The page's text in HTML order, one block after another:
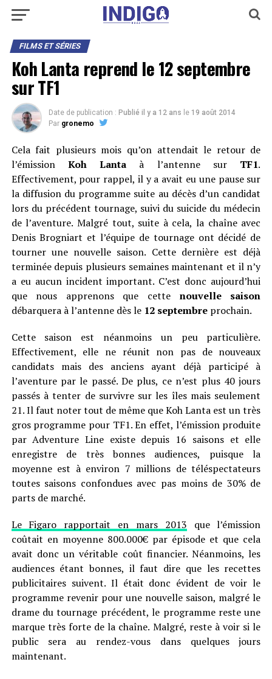
FILMS ET SÉRIES
Koh Lanta reprend le 12 septembre
sur TF1
Date de publication : Publié il y a 12 ans le 19 août 2014
Par gronemo
Cela fait plusieurs mois qu’on attendait le retour de
l’émission Koh Lanta à l’antenne sur TF1.
Effectivement, pour rappel, il y a avait eu une pause sur
la diffusion du programme suite au décès d’un candidat
lors du précédent tournage, suivi du suicide du médecin
de l’aventure. Malgré tout, suite à cela, la chaîne avec
Denis Brogniart et l’équipe de tournage ont décidé de
tourner une nouvelle saison. Cette dernière est déjà
terminée depuis plusieurs semaines maintenant et il n’y
a eu aucun incident important. C’est donc aujourd’hui
que nous apprenons que cette nouvelle saison
débarquera à l’antenne dès le12 septembreprochain.
Cette saison est néanmoins un peu particulière.
Effectivement, elle ne réunit non pas de nouveaux
candidats mais des anciens ayant déjà participé à
l’aventure par le passé. De plus, ce n’est plus 40 jours
passés à tenter de survivre sur les îles mais seulement
21. Il faut noter tout de même que Koh Lanta est un très
gros programme pour TF1. En effet, l’émission produite
par Adventure Line existe depuis 16 saisons et elle
enregistre de très bonnes audiences, puisque la
moyenne est à environ 7 millions de téléspectateurs
toutes saisons confondues avec pas moins de 30% de
parts de marché.
Le Figaro rapportait en mars 2013 que l’émission
coûtait en moyenne 800.000€ par épisode et que cela
avait donc un véritable coût financier. Néanmoins, les
audiences étant bonnes, il faut dire que les recettes
publicitaires suivent. Il était donc évident de voir le
programme revenir pour une nouvelle saison, malgré le
drame du tournage précédent, le programme reste une
marque très forte de la chaîne. Malgré, reste à voir si le
public sera au rendez-vous dans quelques jours
maintenant.